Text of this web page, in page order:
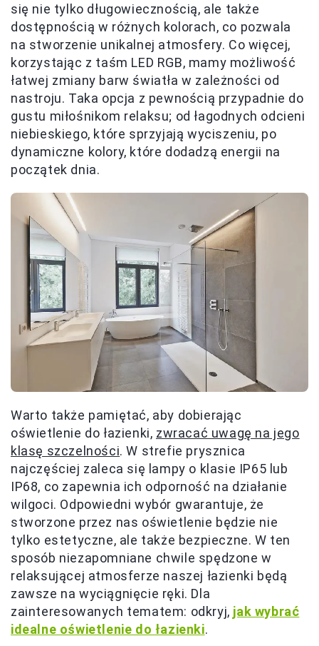
się nie tylko długowiecznością, ale także
dostępnością w różnych kolorach, co pozwala
na stworzenie unikalnej atmosfery. Co więcej,
korzystając z taśm LED RGB, mamy możliwość
łatwej zmiany barw światła w zależności od
nastroju. Taka opcja z pewnością przypadnie do
gustu miłośnikom relaksu; od łagodnych odcieni
niebieskiego, które sprzyjają wyciszeniu, po
dynamiczne kolory, które dodadzą energii na
początek dnia.
Warto także pamiętać, aby dobierając
oświetlenie do łazienki, zwracać uwagę na jego
klasę szczelności. W strefie prysznica
najczęściej zaleca się lampy o klasie IP65 lub
IP68, co zapewnia ich odporność na działanie
wilgoci. Odpowiedni wybór gwarantuje, że
stworzone przez nas oświetlenie będzie nie
tylko estetyczne, ale także bezpieczne. W ten
sposób niezapomniane chwile spędzone w
relaksującej atmosferze naszej łazienki będą
zawsze na wyciągnięcie ręki. Dla
zainteresowanych tematem: odkryj, jak wybrać
idealne oświetlenie do łazienki.